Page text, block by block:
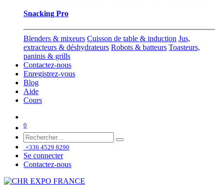
Snacking Pro
Blenders & mixeurs Cuisson de table & induction Jus,
extracteurs & déshydrateurs Robots & batteurs Toasteurs,
paninis & grills
Contactez-nous
Enregistrez-vous
Blog
Aide
Cours
0
+336 4529 8290
Se connecter
Contactez-nous